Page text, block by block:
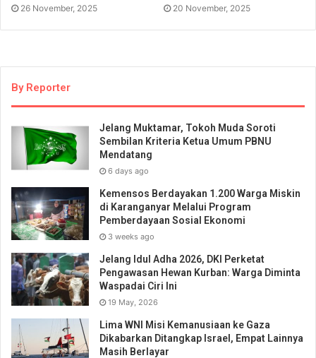
26 November, 2025 20 November, 2025
By Reporter
Jelang Muktamar, Tokoh Muda Soroti
Sembilan Kriteria Ketua Umum PBNU
Mendatang
6 days ago
Kemensos Berdayakan 1.200 Warga Miskin
di Karanganyar Melalui Program
Pemberdayaan Sosial Ekonomi
3 weeks ago
Jelang Idul Adha 2026, DKI Perketat
Pengawasan Hewan Kurban: Warga Diminta
Waspadai Ciri Ini
19 May, 2026
Lima WNI Misi Kemanusiaan ke Gaza
Dikabarkan Ditangkap Israel, Empat Lainnya
Masih Berlayar